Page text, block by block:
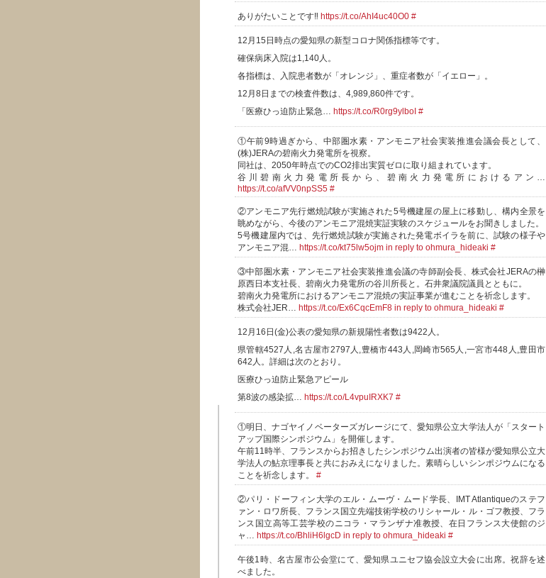
ありがたいことです‼️ https://t.co/AhI4uc40O0 #
12月15日時点の愛知県の新型コロナ関係指標等です。
確保病床入院は1,140人。
各指標は、入院患者数が「オレンジ」、重症者数が「イエロー」。
12月8日までの検査件数は、4,989,860件です。
「医療ひっ迫防止緊急… https://t.co/R0rg9ylboI #
①午前9時過ぎから、中部圏水素・アンモニア社会実装推進会議会長として、
(株)JERAの碧南火力発電所を視察。
同社は、2050年時点でのCO2排出実質ゼロに取り組まれています。
谷川碧南火力発電所長から、碧南火力発電所におけるアン…
https://t.co/afVV0npSS5 #
②アンモニア先行燃焼試験が実施された5号機建屋の屋上に移動し、構内全景を
眺めながら、今後のアンモニア混焼実証実験のスケジュールをお聞きしました。
5号機建屋内では、先行燃焼試験が実施された発電ボイラを前に、試験の様子や
アンモニア混… https://t.co/kt75lw5ojm in reply to ohmura_hideaki #
③中部圏水素・アンモニア社会実装推進会議の寺師副会長、株式会社JERAの榊
原西日本支社長、碧南火力発電所の谷川所長と。石井衆議院議員とともに。
碧南火力発電所におけるアンモニア混焼の実証事業が進むことを祈念します。
株式会社JER… https://t.co/Ex6CqcEmF8 in reply to ohmura_hideaki #
12月16日(金)公表の愛知県の新規陽性者数は9422人。
県管轄4527人,名古屋市2797人,豊橋市443人,岡崎市565人,一宮市448人,豊田市
642人。詳細は次のとおり。
医療ひっ迫防止緊急アピール
第8波の感染拡… https://t.co/L4vpuIRXK7 #
①明日、ナゴヤイノベーターズガレージにて、愛知県公立大学法人が「スタート
アップ国際シンポジウム」を開催します。
午前11時半、フランスからお招きしたシンポジウム出演者の皆様が愛知県公立大
学法人の鮎京理事長と共におみえになりました。素晴らしいシンポジウムになる
ことを祈念します。 #
②パリ・ドーフィン大学のエル・ムーヴ・ムード学長、IMT Atlantiqueのステフ
ァン・ロワ所長、フランス国立先端技術学校のリシャール・ル・ゴフ教授、フラ
ンス国立高等工芸学校のニコラ・マランザナ准教授、在日フランス大使館のジ
ャ… https://t.co/BhliH6lgcD in reply to ohmura_hideaki #
午後1時、名古屋市公会堂にて、愛知県ユニセフ協会設立大会に出席。祝辞を述
べました。